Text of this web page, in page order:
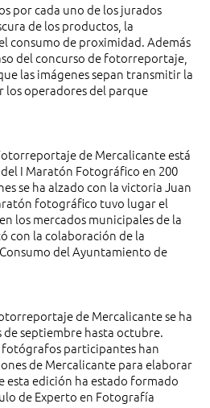
por cada uno de los jurados
de los productos, la
consumo de proximidad. Además
del concurso de fotorreportaje,
las imágenes sepan transmitir la
operadores del parque
de Mercalicante está
I Maratón Fotográfico en 200
se ha alzado con la victoria Juan
fotográfico tuvo lugar el
los mercados municipales de la
con la colaboración de la
del Ayuntamiento de
de Mercalicante se ha
de septiembre hasta octubre.
participantes han
de Mercalicante para elaborar
esta edición ha estado formado
de Experto en Fotografía